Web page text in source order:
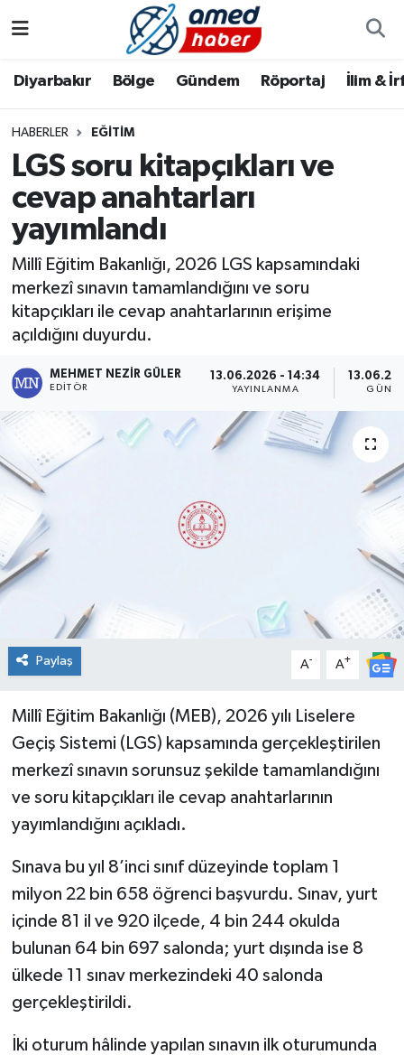
Diyarbakır Bölge Gündem Röportaj İlim &
HABERLER EĞITIM
LGS soru kitapçıkları ve
cevap anahtarları
yayımlandı
Millî Eğitim Bakanlığı, 2026 LGS kapsamındaki
merkezî sınavın tamamlandığını ve soru
kitapçıkları ile cevap anahtarlarının erişime
açıldığını duyurdu.
MEHMET NEZIR GÜLER
EDITÖR
13.06.2026 - 14:34
YAYINLANMA
Paylaş A- A+
Millî Eğitim Bakanlığı (MEB), 2026 yılı Liselere
Geçiş Sistemi (LGS) kapsamında gerçekleştirilen
merkezî sınavın sorunsuz şekilde tamamlandığını
ve soru kitapçıkları ile cevap anahtarlarının
yayımlandığını açıkladı.
Sınava bu yıl 8’inci sınıf düzeyinde toplam 1
milyon 22 bin 658 öğrenci başvurdu. Sınav, yurt
içinde 81 il ve 920 ilçede, 4 bin 244 okulda
bulunan 64 bin 697 salonda; yurt dışında ise 8
ülkede 11 sınav merkezindeki 40 salonda
gerçekleştirildi.
İki oturum hâlinde yapılan sınavın ilk oturumunda
Bölge
Röportaj
Foto Galeri
Aile
Asayiş
Bilim & Teknoloji
Dünya
Eğitim
Ekonomi
Genel
Gündem
Kültür & Sanat
KURDÎ
Sağlık
Siyaset
Yaşam
Diyarbakır Hava Durumu
Diyarbakır Namaz Vakitleri
Diyarbakır Trafik Yoğunluk Haritası
Tüm Manşetler
Son Dakika Haberleri
Haber Arşivi